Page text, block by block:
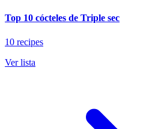
Top 10 cócteles de Triple sec
10 recipes
Ver lista